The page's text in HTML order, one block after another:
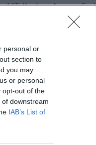
personal or
section to
you may
or personal
opt-out of the
downstream
IAB’s List of
MT, Keyless Access,